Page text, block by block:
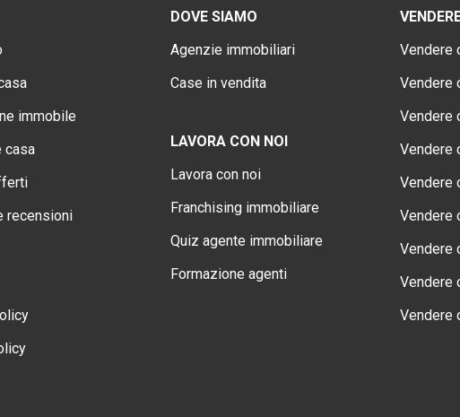
immobile
casa
recensioni
DOVE SIAMO
Agenzie immobiliari
Case in vendita
LAVORA CON NOI
Lavora con noi
Franchising immobiliare
Quiz agente immobiliare
Formazione agenti
Vendere
Vendere
Vendere
Vendere
Vendere
Vendere
Vendere
Vendere
Vendere